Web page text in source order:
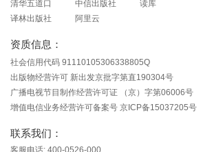
清华五道口 中信出版社 读库
译林出版社
阿里云
资质信息：
社会信用代码 91110105306338805Q
出版物经营许可 新出发京批字第直190304号
广播电视节目制作经营许可证 （京）字第06006号
增值电信业务经营许可备案号 京ICP备15037205号
联系我们：
客服电话: 400-0526-000